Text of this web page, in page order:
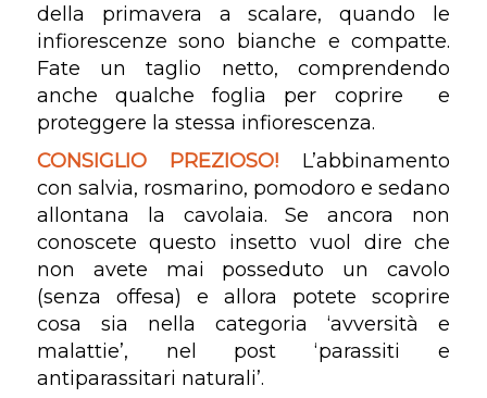
della primavera a scalare, quando le
infiorescenze sono bianche e compatte.
Fate un taglio netto, comprendendo
anche qualche foglia per coprire e
proteggere la stessa infiorescenza.
CONSIGLIO PREZIOSO! L’abbinamento
con salvia, rosmarino, pomodoro e sedano
allontana la cavolaia. Se ancora non
conoscete questo insetto vuol dire che
non avete mai posseduto un cavolo
(senza offesa) e allora potete scoprire
cosa sia nella categoria ‘avversità e
malattie’, nel post ‘parassiti e
antiparassitari naturali’.